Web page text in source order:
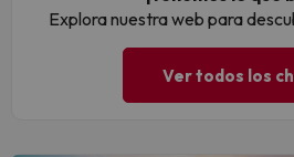
Explora nuestra web para
Ver todos los